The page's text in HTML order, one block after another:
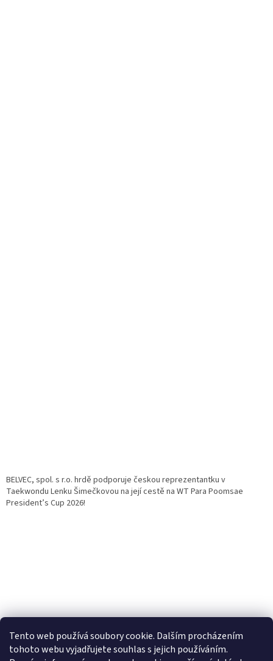
Tento web používá soubory cookie. Dalším procházením
tohoto webu vyjadřujete souhlas s jejich používáním.
BELVEC, spol. s r.o. hrdě podporuje českou reprezentantku v
Taekwondu Lenku Šimečkovou na její cestě na WT Para Poomsae
President’s Cup 2026!